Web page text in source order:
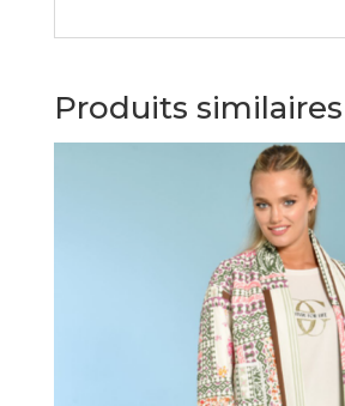
Produits similaires